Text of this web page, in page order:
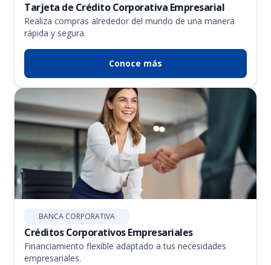
Tarjeta de Crédito Corporativa Empresarial
Realiza compras alrededor del mundo de una manera
rápida y segura.
Conoce más
BANCA CORPORATIVA
Créditos Corporativos Empresariales
Financiamiento flexible adaptado a tus necesidades
empresariales.